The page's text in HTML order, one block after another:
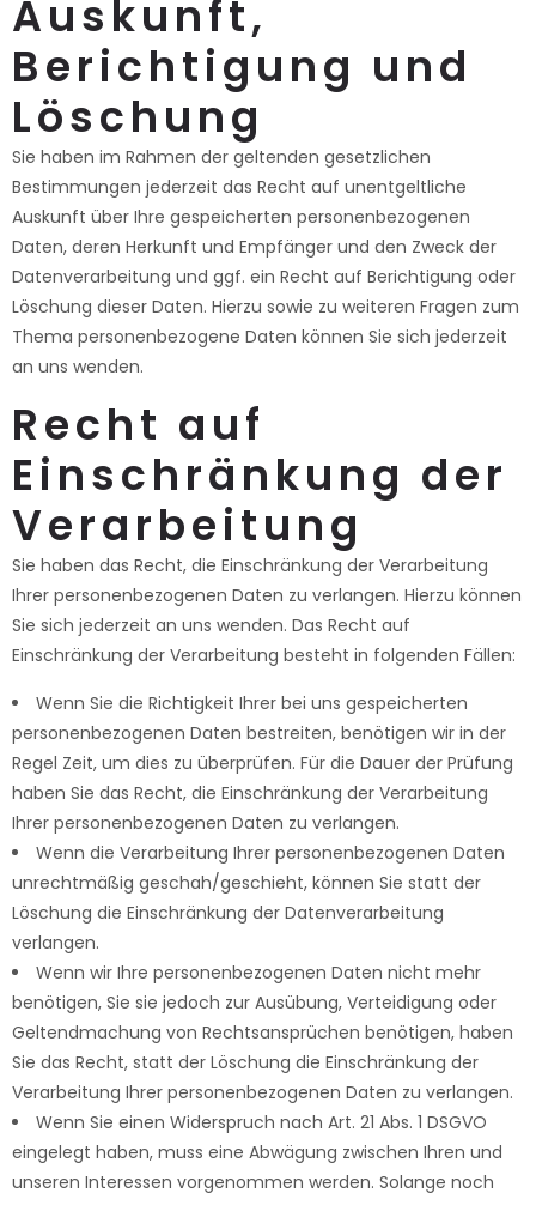
Auskunft,
Berichtigung und
Löschung
Sie haben im Rahmen der geltenden gesetzlichen
Bestimmungen jederzeit das Recht auf unentgeltliche
Auskunft über Ihre gespeicherten personenbezogenen
Daten, deren Herkunft und Empfänger und den Zweck der
Datenverarbeitung und ggf. ein Recht auf Berichtigung oder
Löschung dieser Daten. Hierzu sowie zu weiteren Fragen zum
Thema personenbezogene Daten können Sie sich jederzeit
an uns wenden.
Recht auf
Einschränkung der
Verarbeitung
Sie haben das Recht, die Einschränkung der Verarbeitung
Ihrer personenbezogenen Daten zu verlangen. Hierzu können
Sie sich jederzeit an uns wenden. Das Recht auf
Einschränkung der Verarbeitung besteht in folgenden Fällen:
Wenn Sie die Richtigkeit Ihrer bei uns gespeicherten
personenbezogenen Daten bestreiten, benötigen wir in der
Regel Zeit, um dies zu überprüfen. Für die Dauer der Prüfung
haben Sie das Recht, die Einschränkung der Verarbeitung
Ihrer personenbezogenen Daten zu verlangen.
Wenn die Verarbeitung Ihrer personenbezogenen Daten
unrechtmäßig geschah/geschieht, können Sie statt der
Löschung die Einschränkung der Datenverarbeitung
verlangen.
Wenn wir Ihre personenbezogenen Daten nicht mehr
benötigen, Sie sie jedoch zur Ausübung, Verteidigung oder
Geltendmachung von Rechtsansprüchen benötigen, haben
Sie das Recht, statt der Löschung die Einschränkung der
Verarbeitung Ihrer personenbezogenen Daten zu verlangen.
Wenn Sie einen Widerspruch nach Art. 21 Abs. 1 DSGVO
eingelegt haben, muss eine Abwägung zwischen Ihren und
unseren Interessen vorgenommen werden. Solange noch